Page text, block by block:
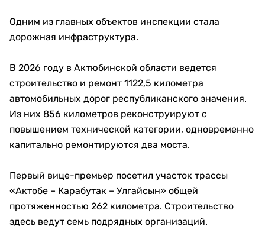
Одним из главных объектов инспекции стала
дорожная инфраструктура.
В 2026 году в Актюбинской области ведется
строительство и ремонт 1122,5 километра
автомобильных дорог республиканского значения.
Из них 856 километров реконструируют с
повышением технической категории, одновременно
капитально ремонтируются два моста.
Первый вице-премьер посетил участок трассы
«Актобе – Карабутак – Улгайсын» общей
протяженностью 262 километра. Строительство
здесь ведут семь подрядных организаций.